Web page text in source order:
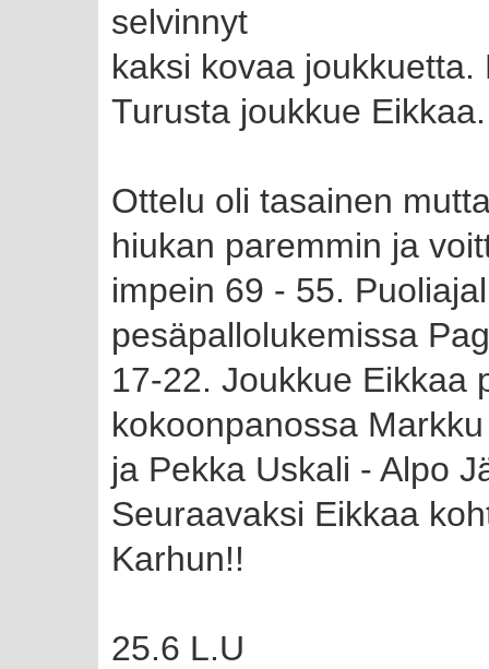
selvinnyt
kaksi kovaa
Turusta joukkue Eikkaa.
Ottelu oli tasainen
hiukan paremmin ja
impein 69 - 55.
pesäpallolukemissa
17-22. Joukkue Eikkaa
kokoonpanossa
ja Pekka Uskali - Alpo
Seuraavaksi Eikkaa
Karhun!!
25.6 L.U